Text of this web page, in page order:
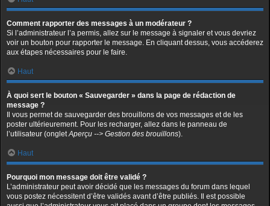
Comment rapporter des messages à un modérateur ?
Si l’administrateur l’a permis, allez sur le message à signaler et vous devriez
voir un bouton pour rapporter le message. En cliquant dessus, vous accéderez
aux étapes nécessaires pour le faire.
Haut
À quoi sert le bouton « Sauvegarder » dans la page de rédaction de
message ?
Il vous permet de sauvegarder des brouillons de vos messages et de les
poster ultérieurement. Pour les recharger, allez dans le panneau de
l’utilisateur (ongletAperçu --> Gestion des brouillons).
Haut
Pourquoi mon message doit être validé ?
L’administrateur peut avoir décidé que les messages du forum dans lequel
vous postez nécessitent d’être validés avant d’être publiés. Il est possible